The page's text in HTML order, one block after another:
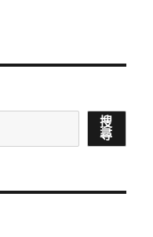
搜
尋